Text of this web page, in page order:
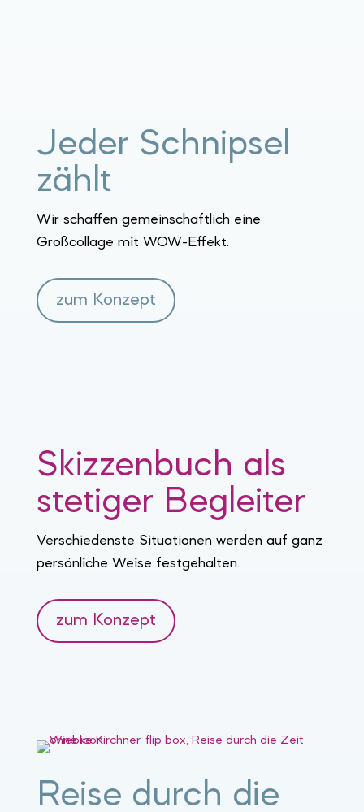
Jeder Schnipsel
zählt
Wir schaffen gemeinschaftlich eine
Großcollage mit WOW-Effekt.
zum Konzept
Skizzenbuch als
stetiger Begleiter
Verschiedenste Situationen werden auf ganz
persönliche Weise festgehalten.
zum Konzept
Reise durch die